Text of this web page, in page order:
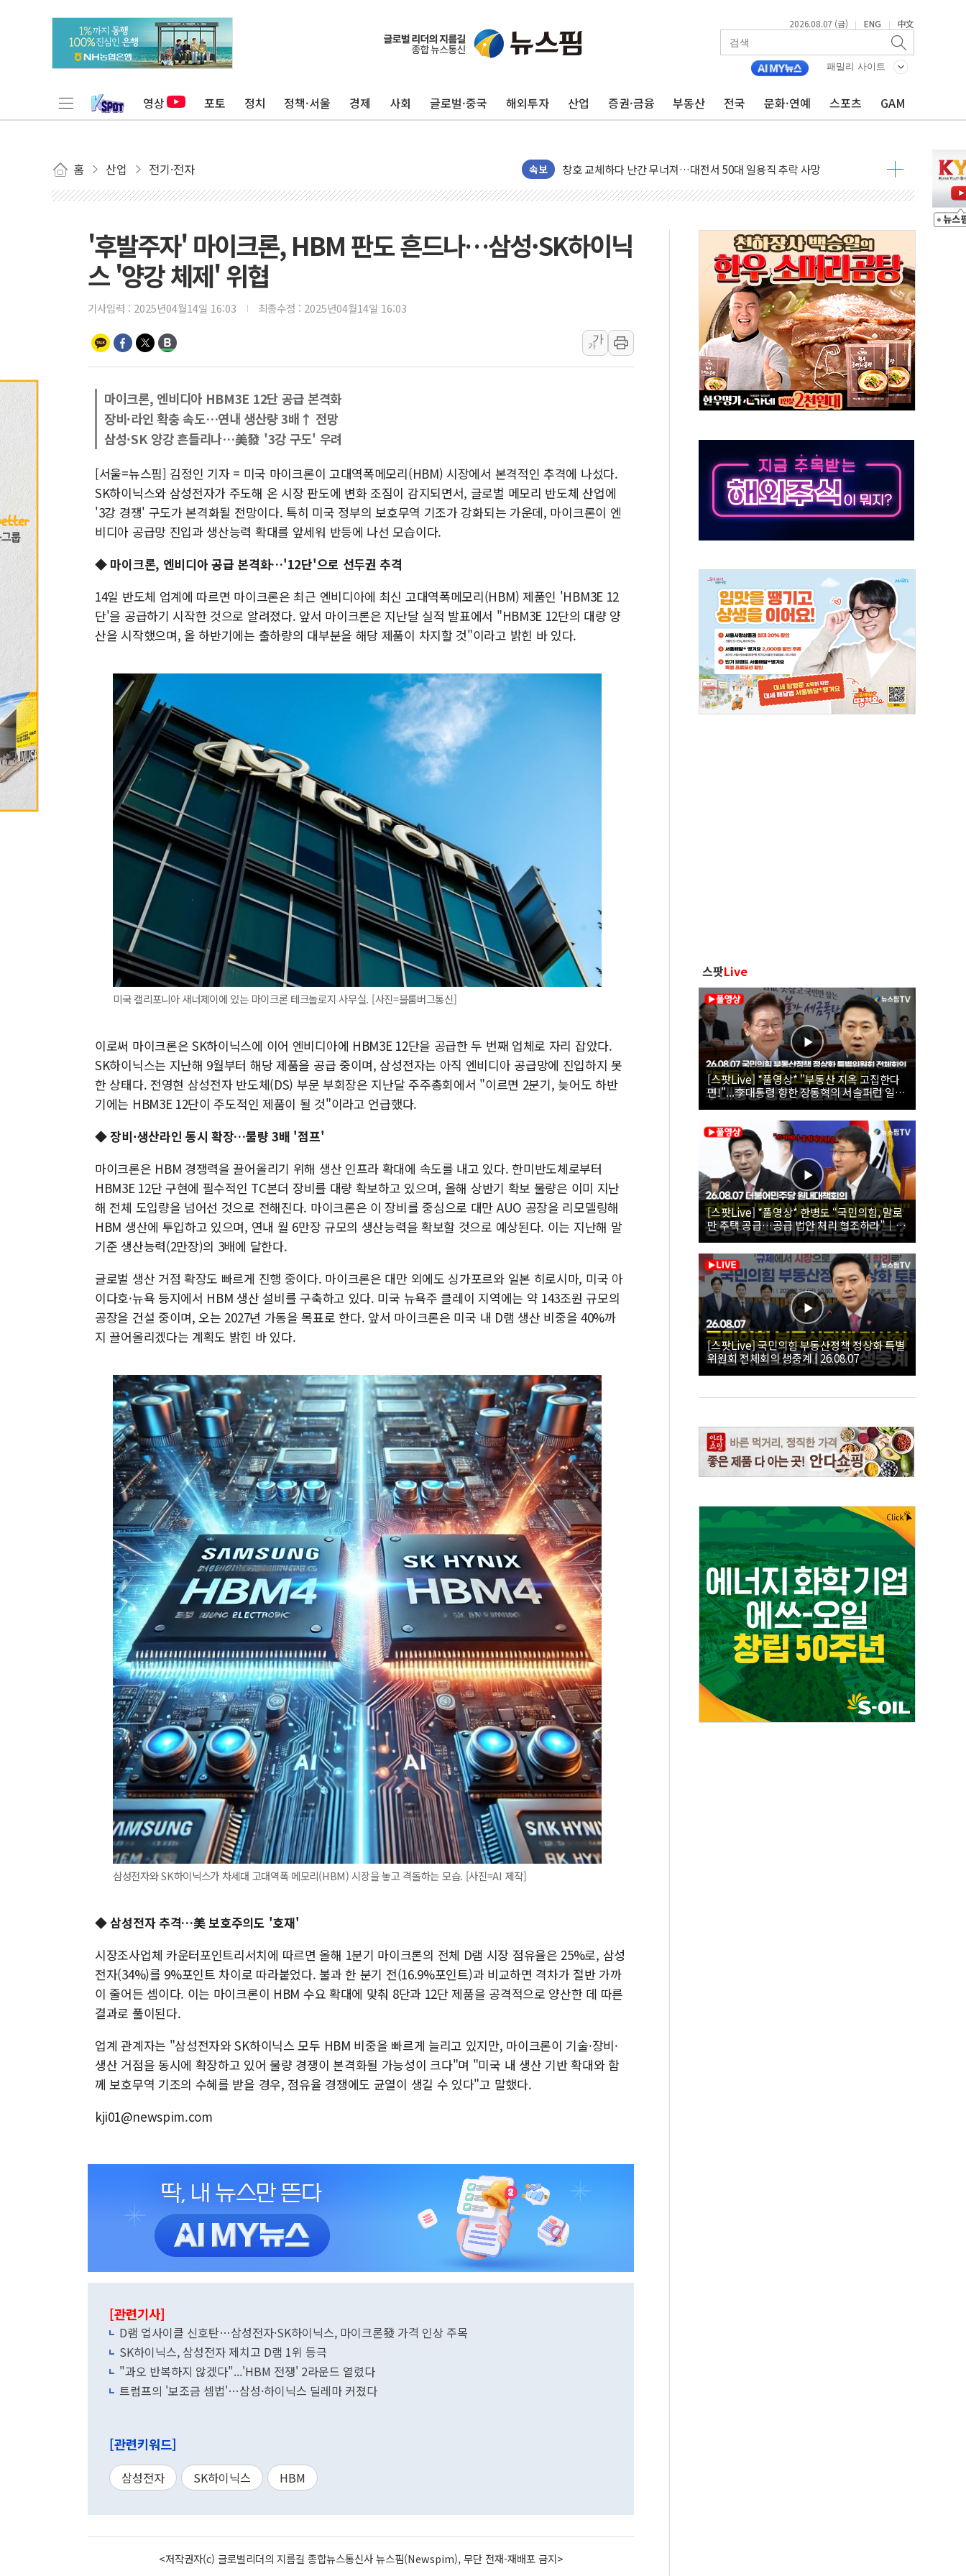
2026.08.07 (금) | ENG | 中文
패밀리 사이트
영상 포토 정치 정책·서울 경제 사회 글로벌·중국 해외투자 산업 증권·금융 부동산 전국 문화·연예 스포츠 GAM
홈 산업 전기·전자 속보
"최대 2시간 앞서 침수 예측"…건설연, AI 위험기상 기술 개발
유니슨 "국내생산세액공제·인증제도 개선 수혜 기대"
장동혁 "규제와 대출 풀고 재개발·재건축 촉진하는 것이 부동산 정상화"
[속보] 종합특검, '尹 관저 이전 감사 무마' 유병호 감사위원 구속 기소
日, 4~6월 105조원 환시 개입...4월 말 '56조원' 사상 최대
오렌지플래닛 창업재단, 스타트업 지원 프로그램 성료
경찰, '300억대 사기 혐의' 차가원 대표 구속 송치
장동혁 "집값 올려놓고 국민만 잡아"
[속보] '해병 순직 책임' 임성근 전 사단장 항소심도 징역 3년 선고
부동산정책 정상화 특별위원회 전체회의서 발언하는 장동혁 대표
경찰, '강북구 오피스텔 살인' 50대 남성 구속 송치
"취약계층에 더 가혹한 여름"…구윤철, 쪽방촌 폭염 대응상황 점검
전국 그늘막 4만개 육박 7년 새 7배 늘었다...폭염 대책비는 8.6배 증가
에어프레미아, 호치민 노선 재개...3년 2개월 만
국민통합위, 정치 다양성 제고 특별 위원회 위촉장 수여식 및 1차 회의
티엠씨, 220억원 규모 美 전력 케이블 수주
'후발주자' 마이크론, HBM 판도 흔드나…삼성·SK하이닉
스 '양강 체제' 위협
기사입력 : 2025년04월14일 16:03 최종수정 : 2025년04월14일 16:03
가
가
마이크론, 엔비디아 HBM3E 12단 공급 본격화
장비·라인 확충 속도…연내 생산량 3배↑ 전망
삼성·SK 양강 흔들리나…美發 '3강 구도' 우려
[서울=뉴스핌] 김정인 기자 = 미국 마이크론이 고대역폭메모리(HBM) 시장에서 본격적인 추격에 나섰다.
SK하이닉스와 삼성전자가 주도해 온 시장 판도에 변화 조짐이 감지되면서, 글로벌 메모리 반도체 산업에
'3강 경쟁' 구도가 본격화될 전망이다. 특히 미국 정부의 보호무역 기조가 강화되는 가운데, 마이크론이 엔
비디아 공급망 진입과 생산능력 확대를 앞세워 반등에 나선 모습이다.
◆ 마이크론, 엔비디아 공급 본격화…'12단'으로 선두권 추격
14일 반도체 업계에 따르면 마이크론은 최근 엔비디아에 최신 고대역폭메모리(HBM) 제품인 'HBM3E 12
단'을 공급하기 시작한 것으로 알려졌다. 앞서 마이크론은 지난달 실적 발표에서 "HBM3E 12단의 대량 양
산을 시작했으며, 올 하반기에는 출하량의 대부분을 해당 제품이 차지할 것"이라고 밝힌 바 있다.
미국 캘리포니아 새너제이에 있는 마이크론 테크놀로지 사무실. [사진=블룸버그통신]
이로써 마이크론은 SK하이닉스에 이어 엔비디아에 HBM3E 12단을 공급한 두 번째 업체로 자리 잡았다.
SK하이닉스는 지난해 9월부터 해당 제품을 공급 중이며, 삼성전자는 아직 엔비디아 공급망에 진입하지 못
한 상태다. 전영현 삼성전자 반도체(DS) 부문 부회장은 지난달 주주총회에서 "이르면 2분기, 늦어도 하반
기에는 HBM3E 12단이 주도적인 제품이 될 것"이라고 언급했다.
◆ 장비·생산라인 동시 확장…물량 3배 '점프'
마이크론은 HBM 경쟁력을 끌어올리기 위해 생산 인프라 확대에 속도를 내고 있다. 한미반도체로부터
HBM3E 12단 구현에 필수적인 TC본더 장비를 대량 확보하고 있으며, 올해 상반기 확보 물량은 이미 지난
해 전체 도입량을 넘어선 것으로 전해진다. 마이크론은 이 장비를 중심으로 대만 AUO 공장을 리모델링해
HBM 생산에 투입하고 있으며, 연내 월 6만장 규모의 생산능력을 확보할 것으로 예상된다. 이는 지난해 말
기준 생산능력(2만장)의 3배에 달한다.
글로벌 생산 거점 확장도 빠르게 진행 중이다. 마이크론은 대만 외에도 싱가포르와 일본 히로시마, 미국 아
이다호·뉴욕 등지에서 HBM 생산 설비를 구축하고 있다. 미국 뉴욕주 클레이 지역에는 약 143조원 규모의
공장을 건설 중이며, 오는 2027년 가동을 목표로 한다. 앞서 마이크론은 미국 내 D램 생산 비중을 40%까
지 끌어올리겠다는 계획도 밝힌 바 있다.
삼성전자와 SK하이닉스가 차세대 고대역폭 메모리(HBM) 시장을 놓고 격돌하는 모습. [사진=AI 제작]
◆ 삼성전자 추격…美 보호주의도 '호재'
시장조사업체 카운터포인트리서치에 따르면 올해 1분기 마이크론의 전체 D램 시장 점유율은 25%로, 삼성
전자(34%)를 9%포인트 차이로 따라붙었다. 불과 한 분기 전(16.9%포인트)과 비교하면 격차가 절반 가까
이 줄어든 셈이다. 이는 마이크론이 HBM 수요 확대에 맞춰 8단과 12단 제품을 공격적으로 양산한 데 따른
결과로 풀이된다.
업계 관계자는 "삼성전자와 SK하이닉스 모두 HBM 비중을 빠르게 늘리고 있지만, 마이크론이 기술·장비·
생산 거점을 동시에 확장하고 있어 물량 경쟁이 본격화될 가능성이 크다"며 "미국 내 생산 기반 확대와 함
께 보호무역 기조의 수혜를 받을 경우, 점유율 경쟁에도 균열이 생길 수 있다"고 말했다.
kji01@newspim.com
[관련기사]
D램 업사이클 신호탄…삼성전자·SK하이닉스, 마이크론發 가격 인상 주목
SK하이닉스, 삼성전자 제치고 D램 1위 등극
"과오 반복하지 않겠다"...'HBM 전쟁' 2라운드 열렸다
트럼프의 '보조금 셈법'…삼성·하이닉스 딜레마 커졌다
[관련키워드]
삼성전자 SK하이닉스 HBM
<저작권자(c) 글로벌리더의 지름길 종합뉴스통신사 뉴스핌(Newspim), 무단 전재-재배포 금지>
스팟Live
[스팟Live] *풀영상* "부동산 지옥 고집한다
면!"...李대통령 향한 장동혁의 서슬퍼런 일갈
| 26.08.07 국민의힘 부동산정책 정상화 특별
위원회 전체회의
[스팟Live] *풀영상* 한병도 “국민의힘, 말로
만 주택 공급…공급 법안 처리 협조하라”｜
26.08.07 더불어민주당 원내대책회의
[스팟Live] 국민의힘 부동산정책 정상화 특별
위원회 전체회의 생중계 | 26.08.07